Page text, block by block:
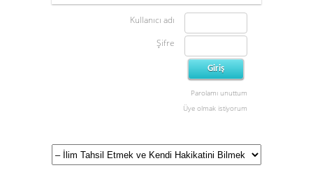
Kullanıcı adı
Şifre
Parolamı unuttum
Üye olmak istiyorum